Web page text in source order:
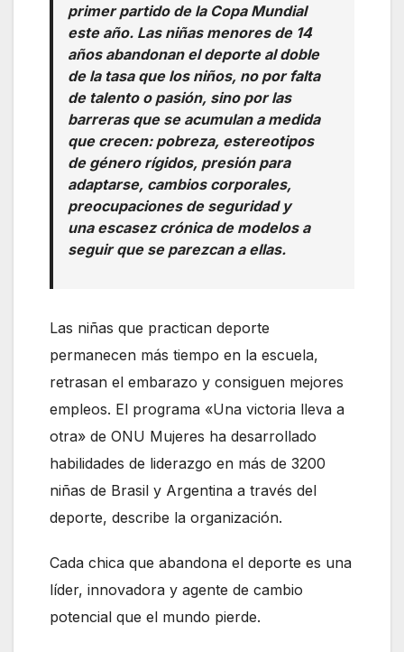
primer partido de la Copa Mundial
este año. Las niñas menores de 14
años abandonan el deporte al doble
de la tasa que los niños, no por falta
de talento o pasión, sino por las
barreras que se acumulan a medida
que crecen: pobreza, estereotipos
de género rígidos, presión para
adaptarse, cambios corporales,
preocupaciones de seguridad y
una escasez crónica de modelos a
seguir que se parezcan a ellas.
Las niñas que practican deporte
permanecen más tiempo en la escuela,
retrasan el embarazo y consiguen mejores
empleos. El programa «Una victoria lleva a
otra» de ONU Mujeres ha desarrollado
habilidades de liderazgo en más de 3200
niñas de Brasil y Argentina a través del
deporte, describe la organización.
Cada chica que abandona el deporte es una
líder, innovadora y agente de cambio
potencial que el mundo pierde.